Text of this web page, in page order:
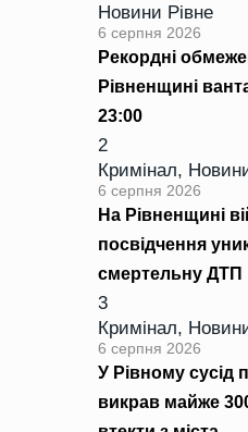
Новини Рівне
6 серпня 2026
Рекордні
Рівненщині
23:00
2
Кримінал,
6 серпня 2026
На Рівненщині
посвідчення
смертельну ДТП
3
Кримінал,
6 серпня 2026
У Рівному сусід
викрав майже